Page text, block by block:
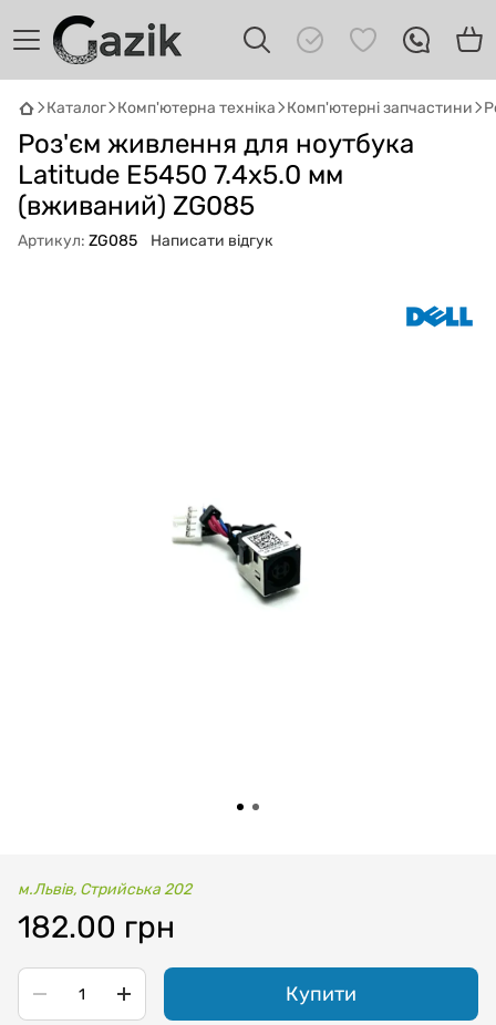
Каталог Комп'ютерна техніка Комп'ютерні запчастини
Роз'єм живлення для ноутбука
Latitude E5450 7.4x5.0 мм
(вживаний) ZG085
Артикул: ZG085 Написати відгук
м.Львів, Стрийська 202
182.00 грн
Купити
Онлайн · пошук техніки
Привіт! 👋 Я Gazik AI — допоможу
підібрати вживану комп'ютерну техніку.
Що шукаєш?